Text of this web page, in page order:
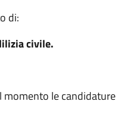
di:
civile.
momento le candidature